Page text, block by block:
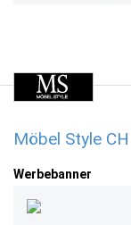
Möbel Style
Werbebanner